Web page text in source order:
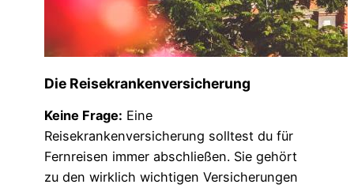
Die Reisekrankenversicherung
Keine Frage: Eine
Reisekrankenversicherung solltest du für
Fernreisen immer abschließen. Sie gehört
zu den wirklich wichtigen Versicherungen